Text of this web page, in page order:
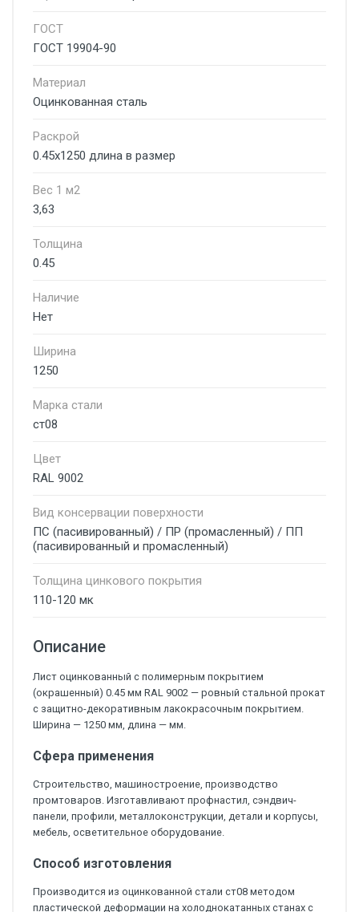
ГОСТ
ГОСТ 19904-90
Материал
Оцинкованная сталь
Раскрой
0.45х1250 длина в размер
Вес 1 м2
3,63
Толщина
0.45
Наличие
Нет
Ширина
1250
Марка стали
ст08
Цвет
RAL 9002
Вид консервации поверхности
ПС (пасивированный) / ПР (промасленный) / ПП
(пасивированный и промасленный)
Толщина цинкового покрытия
110-120 мк
Описание
Лист оцинкованный с полимерным покрытием
(окрашенный) 0.45 мм RAL 9002 — ровный стальной прокат
с защитно-декоративным лакокрасочным покрытием.
Ширина — 1250 мм, длина — мм.
Сфера применения
Строительство, машиностроение, производство
промтоваров. Изготавливают профнастил, сэндвич-
панели, профили, металлоконструкции, детали и корпусы,
мебель, осветительное оборудование.
Способ изготовления
Производится из оцинкованной стали ст08 методом
пластической деформации на холоднокатанных станах с